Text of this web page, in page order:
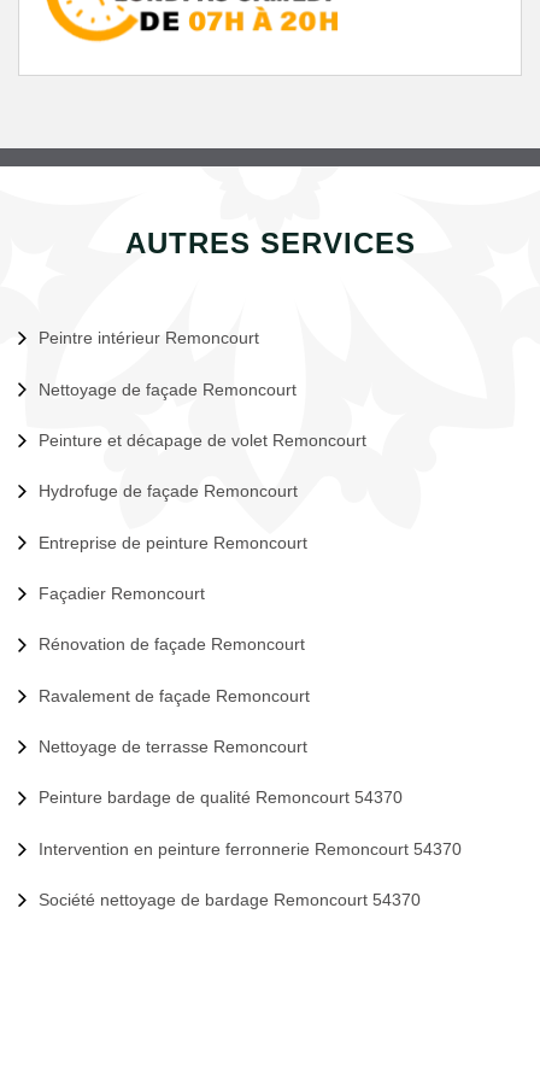
AUTRES SERVICES
Peintre intérieur Remoncourt
Nettoyage de façade Remoncourt
Peinture et décapage de volet Remoncourt
Hydrofuge de façade Remoncourt
Entreprise de peinture Remoncourt
Façadier Remoncourt
Rénovation de façade Remoncourt
Ravalement de façade Remoncourt
Nettoyage de terrasse Remoncourt
Peinture bardage de qualité Remoncourt 54370
Intervention en peinture ferronnerie Remoncourt 54370
Société nettoyage de bardage Remoncourt 54370